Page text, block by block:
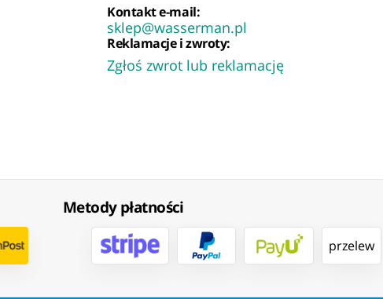
Kontakt e-mail:
sklep@wasserman.pl
Reklamacje i zwroty:
Zgłoś zwrot lub reklamację
Metody płatności
przelew